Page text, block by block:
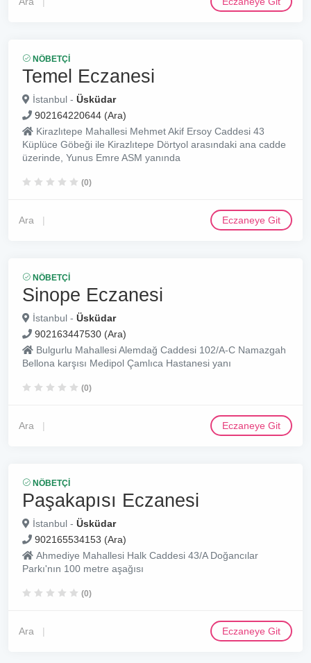
NÖBETÇI
Temel Eczanesi
İstanbul - Üsküdar
902164220644 (Ara)
Kirazlıtepe Mahallesi Mehmet Akif Ersoy Caddesi 43
Küplüce Göbeği ile Kirazlıtepe Dörtyol arasındaki ana cadde
üzerinde, Yunus Emre ASM yanında
(0)
Ara Eczaneye Git
NÖBETÇI
Sinope Eczanesi
İstanbul - Üsküdar
902163447530 (Ara)
Bulgurlu Mahallesi Alemdağ Caddesi 102/A-C Namazgah
Bellona karşısı Medipol Çamlıca Hastanesi yanı
(0)
Ara Eczaneye Git
NÖBETÇI
Paşakapısı Eczanesi
İstanbul - Üsküdar
902165534153 (Ara)
Ahmediye Mahallesi Halk Caddesi 43/A Doğancılar
Parkı'nın 100 metre aşağısı
(0)
Ara Eczaneye Git